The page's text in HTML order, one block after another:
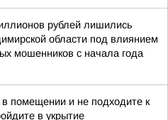
рублей лишились
области под влиянием
мошенников с начала года
в помещении и не подходите к
в укрытие